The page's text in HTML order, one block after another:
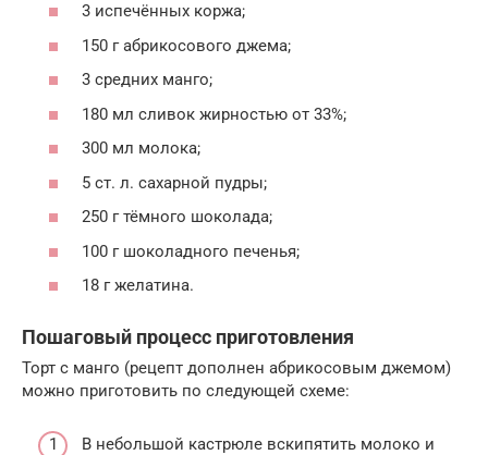
3 испечённых коржа;
150 г абрикосового джема;
3 средних манго;
180 мл сливок жирностью от 33%;
300 мл молока;
5 ст. л. сахарной пудры;
250 г тёмного шоколада;
100 г шоколадного печенья;
18 г желатина.
Пошаговый процесс приготовления
Торт с манго (рецепт дополнен абрикосовым джемом)
можно приготовить по следующей схеме:
В небольшой кастрюле вскипятить молоко и